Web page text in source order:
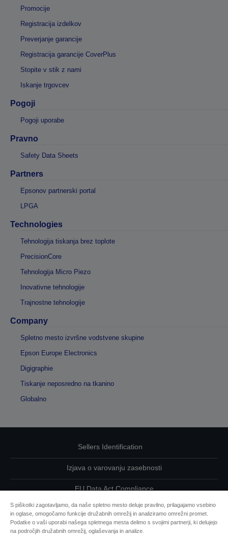
Promocije
Registracija izdelkov
Preverjanje garancije
Registracija garancije CoverPlus
Stopite v stik z nami
Iskanje trgovcev
Pogoji
Pogoji uporabe
Pravno
Safety Data Sheets
Partners
Epsonov partnerski portal
LPGA
Technologies
Tehnologija tiskanja brez toplote
PrecisionCore
Tehnologija Micro Piezo
Inovativne tehnologije
Trajnostne tehnologije
Company
Spletno mesto izvršne vodstvene skupine
Epson Europe Electronics
Digigraphie
Tiskanje neposredno na tkanino
Globalno
Sellers Identification
Izjava o varovanju zasebnosti
EU Data Act Compliance
Kontaktirajte nas glede svojih podatkov
Informacije o piškotkih
S piškotki zagotavljamo, da naše spletno mesto deluje pravilno, prilagajamo vsebino
in oglase, omogočamo funkcije družabnih omrežij in analiziramo omrežni promet.
Podatke o vaši uporabi našega spletnega mesta delimo s svojimi partnerji, ki delujejo
na področjih družabnih omrežij, oglaševanja in analize.